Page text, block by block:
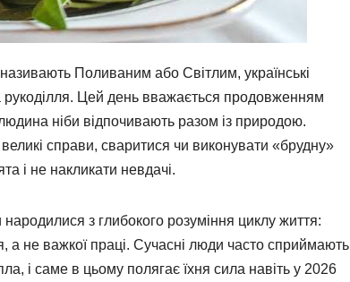
Поливаним або Світлим, українські
рукоділля. Цей день вважається продовженням
ніби відпочивають разом із природою.
справи, сваритися чи виконувати «брудну»
і не накликати невдачі.
з глибокого розуміння циклу життя:
а не важкої праці. Сучасні люди часто сприймають
і саме в цьому полягає їхня сила навіть у 2026